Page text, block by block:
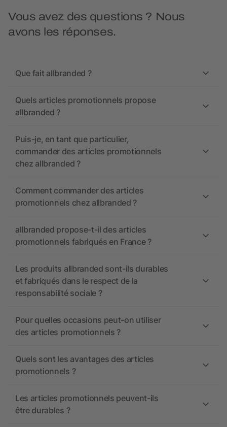
Vous avez des questions ? Nous
avons les réponses.
Que fait allbranded ?
Quels articles promotionnels propose
allbranded ?
Puis-je, en tant que particulier,
commander des articles promotionnels
chez allbranded ?
Comment commander des articles
promotionnels chez allbranded ?
allbranded propose-t-il des articles
promotionnels fabriqués en France ?
Les produits allbranded sont-ils durables
et fabriqués dans le respect de la
responsabilité sociale ?
Pour quelles occasions peut-on utiliser
des articles promotionnels ?
Quels sont les avantages des articles
promotionnels ?
Les articles promotionnels peuvent-ils
être durables ?